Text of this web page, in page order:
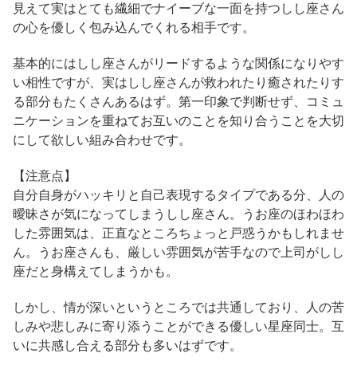
見えて実はとても繊細でナイーブな一面を持つしし座さん
の心を優しく包み込んでくれる相手です。
基本的にはしし座さんがリードするような関係になりやす
い相性ですが、実はしし座さんが救われたり癒されたりす
る部分もたくさんあるはず。第一印象で判断せず、コミュ
ニケーションを重ねてお互いのことを知り合うことを大切
にして欲しい組み合わせです。
【注意点】
自分自身がハッキリと自己表現するタイプである分、人の
曖昧さが気になってしまうしし座さん。うお座のほわほわ
した雰囲気は、正直なところちょっと戸惑うかもしれませ
ん。うお座さんも、厳しい雰囲気が苦手なので上司がしし
座だと身構えてしまうかも。
しかし、情が深いというところでは共通しており、人の苦
しみや悲しみに寄り添うことができる優しい星座同士。互
いに共感し合える部分も多いはずです。